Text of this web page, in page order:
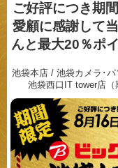
ご好評につき期
愛顧に感謝して
んと最大20％ポ
池袋本店 / 池袋カメラ･
池袋西口IT tower店（